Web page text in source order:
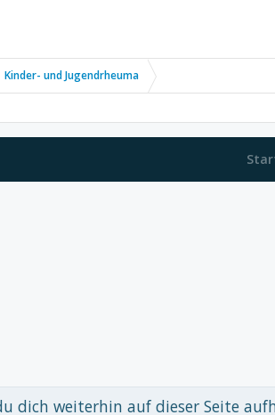
Kinder- und Jugendrheuma
dich weiterhin auf dieser Seite